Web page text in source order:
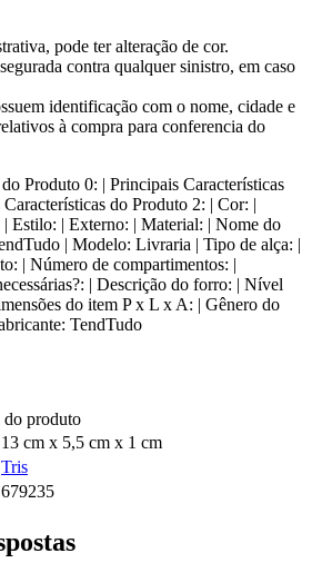
pode ter alteração de cor.
contra qualquer sinistro, em caso
identificação com o nome, cidade e
à compra para conferencia do
Produto 0: | Principais Características
do Produto 2: | Cor: |
Estilo: | Externo: | Material: | Nome do
| Modelo: Livraria | Tipo de alça: |
| Número de compartimentos: |
| Descrição do forro: | Nível
do item P x L x A: | Gênero do
TendTudo
do produto
13 cm x 5,5 cm x 1 cm
Tris
679235